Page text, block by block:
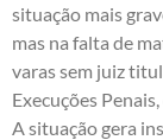
situação mais
mas na falta de
varas sem juiz
Execuções
A situação gera